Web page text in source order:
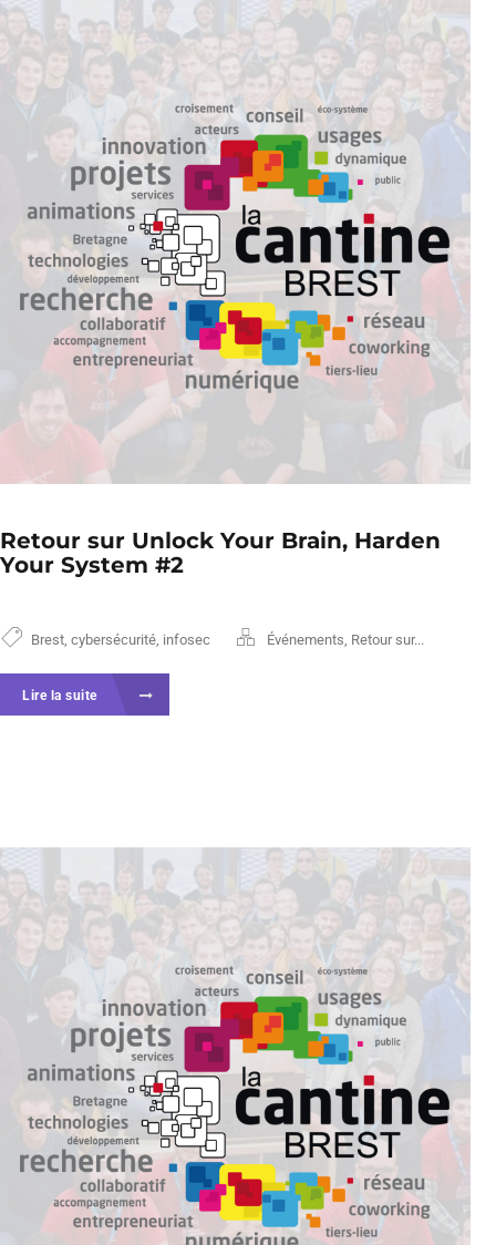
Retour sur Unlock Your Brain, Harden
Your System #2
Brest cybersécurité infosec Événements Retour sur...
Lire la suite